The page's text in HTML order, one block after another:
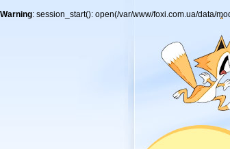
Warning: session_start(): open(/var/www/foxi.com.ua/data/